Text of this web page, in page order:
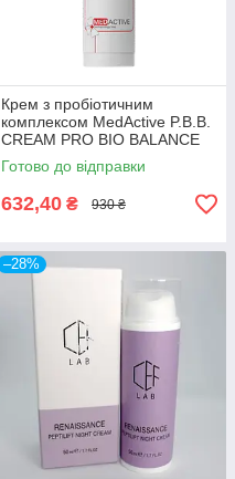
Крем з пробіотичним
комплексом MedActive P.B.B.
CREAM PRO BIO BALANCE
dry & normal skin
Готово до відправки
632,40 ₴ 930 ₴
–28%